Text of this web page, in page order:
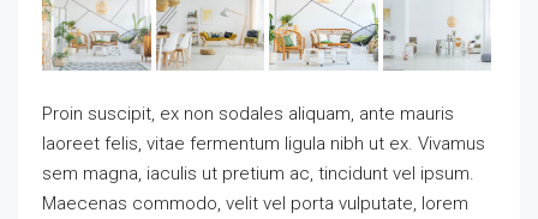
Proin suscipit, ex non sodales aliquam, ante mauris
laoreet felis, vitae fermentum ligula nibh ut ex. Vivamus
sem magna, iaculis ut pretium ac, tincidunt vel ipsum.
Maecenas commodo, velit vel porta vulputate, lorem